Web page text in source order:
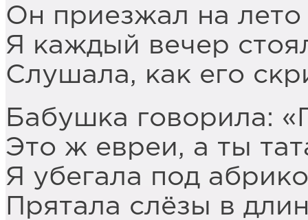
Он приезжал на лето
Я каждый вечер
Слушала, как его
Бабушка говорила:
Это ж евреи, а ты
Я убегала под
Прятала слёзы в